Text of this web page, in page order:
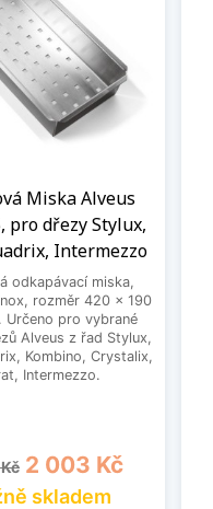
Miska Alveus
pro dřezy Stylux,
Intermezzo
odkapávací miska,
rozměr 420 x 190
Určeno pro vybrané
Alveus z řad Stylux,
Kombino, Crystalix,
Intermezzo.
cena
Cena
2 003 Kč
skladem